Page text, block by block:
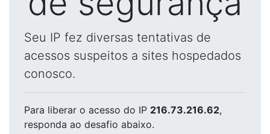
Seu IP fez diversas tentativas de
acessos suspeitos a sites hospedados
conosco.
Para liberar o acesso do IP 216.73.216.62,
responda ao desafio abaixo.